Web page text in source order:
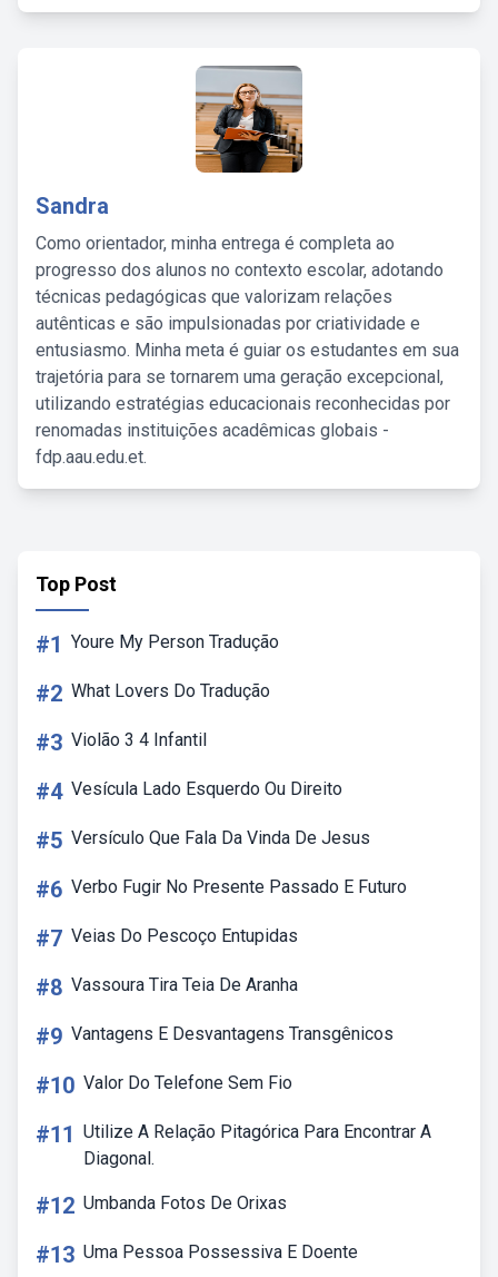
Sandra
Como orientador, minha entrega é completa ao
progresso dos alunos no contexto escolar, adotando
técnicas pedagógicas que valorizam relações
autênticas e são impulsionadas por criatividade e
entusiasmo. Minha meta é guiar os estudantes em sua
trajetória para se tornarem uma geração excepcional,
utilizando estratégias educacionais reconhecidas por
renomadas instituições acadêmicas globais -
fdp.aau.edu.et.
Top Post
#1 Youre My Person Tradução
#2 What Lovers Do Tradução
#3 Violão 3 4 Infantil
#4 Vesícula Lado Esquerdo Ou Direito
#5 Versículo Que Fala Da Vinda De Jesus
#6 Verbo Fugir No Presente Passado E Futuro
#7 Veias Do Pescoço Entupidas
#8 Vassoura Tira Teia De Aranha
#9 Vantagens E Desvantagens Transgênicos
#10 Valor Do Telefone Sem Fio
#11 Utilize A Relação Pitagórica Para Encontrar A
Diagonal.
#12 Umbanda Fotos De Orixas
#13 Uma Pessoa Possessiva E Doente